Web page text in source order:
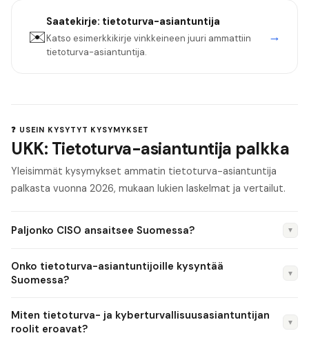
✉️
Saatekirje: tietoturva-asiantuntija
Katso esimerkkikirje vinkkeineen juuri ammattiin
tietoturva-asiantuntija.
→
❓ USEIN KYSYTYT KYSYMYKSET
UKK: Tietoturva-asiantuntija palkka
Yleisimmät kysymykset ammatin tietoturva-asiantuntija
palkasta vuonna 2026, mukaan lukien laskelmat ja vertailut.
Paljonko CISO ansaitsee Suomessa? ▼
10 000 €/kk + tulospalkkio. Pörssiyhtiön CISO:n
osakejärjestelyineen. CISO-rooli vaatii tyypillisesti 10+
vuoden kokemusta.
Onko tietoturva-asiantuntijoille kysyntää
Suomessa?
▼
lisääntyvät kyberuhat ja DORA-asetus luovat jatkuvaa
Miten tietoturva- ja kyberturvallisuusasiantuntijan
roolit eroavat?
▼